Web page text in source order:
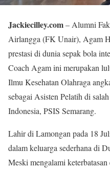
Jackiecilley.com– Alumni
Airlangga (FK Unair), Agam
prestasi di dunia sepak bola
Coach Agam ini merupakan
Ilmu Kesehatan Olahraga
sebagai Asisten Pelatih di
Indonesia, PSIS Semarang.
Lahir di Lamongan pada 18
dalam keluarga sederhana di
Meski mengalami